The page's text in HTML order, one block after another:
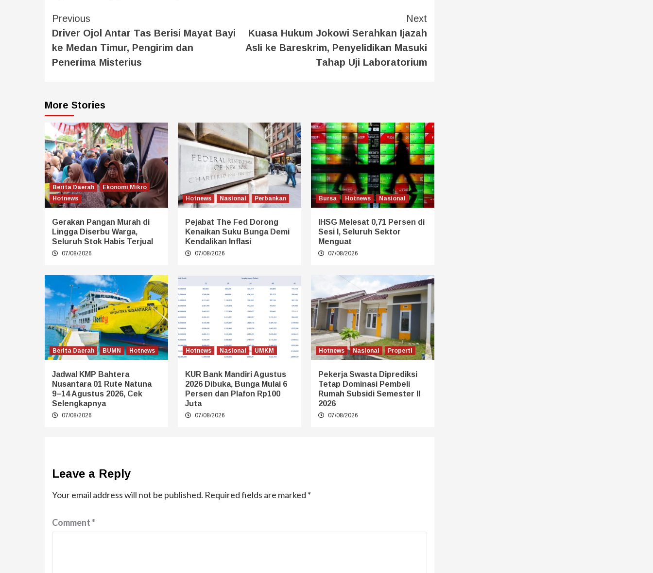
Previous
Driver Ojol Antar Tas Berisi Mayat Bayi
ke Medan Timur, Pengirim dan
Penerima Misterius
Next
Kuasa Hukum Jokowi Serahkan Ijazah
Asli ke Bareskrim, Penyelidikan Masuki
Tahap Uji Laboratorium
More Stories
Berita Daerah
Ekonomi Mikro
Hotnews
Gerakan Pangan Murah di
Lingga Diserbu Warga,
Seluruh Stok Habis Terjual
07/08/2026
Hotnews Nasional Perbankan
Pejabat The Fed Dorong
Kenaikan Suku Bunga Demi
Kendalikan Inflasi
07/08/2026
Bursa Hotnews Nasional
IHSG Melesat 0,71 Persen di
Sesi I, Seluruh Sektor
Menguat
07/08/2026
Berita Daerah BUMN Hotnews
Jadwal KMP Bahtera
Nusantara 01 Rute Natuna
9–14 Agustus 2026, Cek
Selengkapnya
07/08/2026
Hotnews Nasional UMKM
KUR Bank Mandiri Agustus
2026 Dibuka, Bunga Mulai 6
Persen dan Plafon Rp100
Juta
07/08/2026
Hotnews Nasional Properti
Pekerja Swasta Diprediksi
Tetap Dominasi Pembeli
Rumah Subsidi Semester II
2026
07/08/2026
Leave a Reply
Your email address will not be published. Required fields are marked *
Comment*